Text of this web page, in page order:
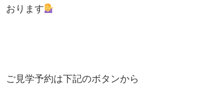
おります
ご見学予約は下記のボタンから